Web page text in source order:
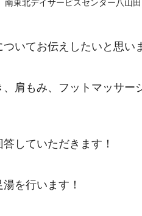
いてお伝えしたいと思い
肩もみ、 フットマッサー
していただきます！
を行います！